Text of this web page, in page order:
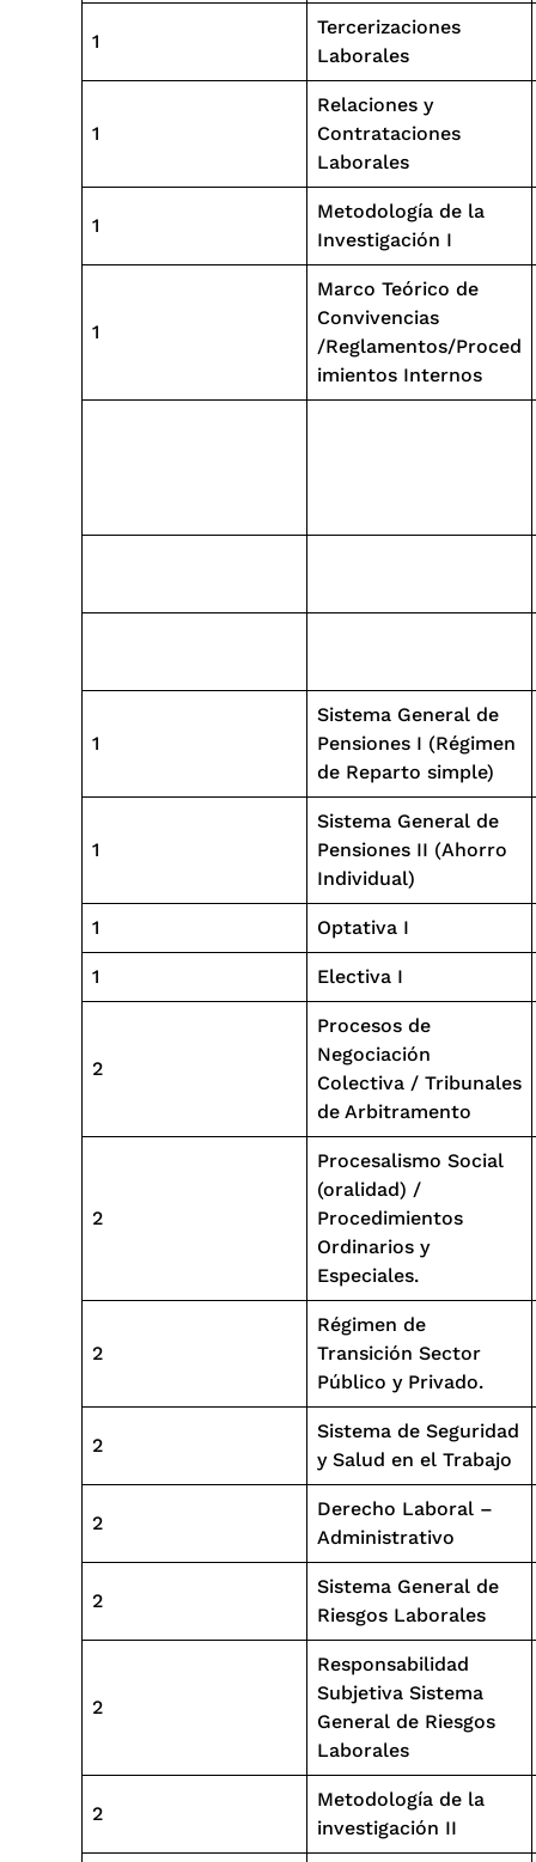
1
Tercerizaciones
Laborales
1
Relaciones y
Contrataciones
Laborales
1
Metodología de la
Investigación I
1
Marco Teórico de
Convivencias
/Reglamentos/Proced
imientos Internos
1
Sistema General de
Pensiones I (Régimen
de Reparto simple)
1
Sistema General de
Pensiones II (Ahorro
Individual)
1 Optativa I
1 Electiva I
2
Procesos de
Negociación
Colectiva / Tribunales
de Arbitramento
2
Procesalismo Social
(oralidad) /
Procedimientos
Ordinarios y
Especiales.
2
Régimen de
Transición Sector
Público y Privado.
2
Sistema de Seguridad
y Salud en el Trabajo
2
Derecho Laboral –
Administrativo
2
Sistema General de
Riesgos Laborales
2
Responsabilidad
Subjetiva Sistema
General de Riesgos
Laborales
2
Metodología de la
investigación II